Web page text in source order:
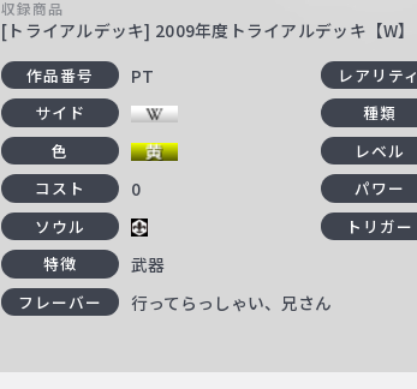
収録商品
[トライアルデッキ] 2009年度トライアルデッキ【W】
作品番号 PT レアリティ
サイド 種類
色 レベル
コスト 0 パワー
ソウル トリガー
特徴 武器
フレーバー 行ってらっしゃい、兄さん